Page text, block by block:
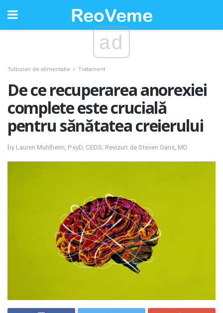
ad
Tulburari de alimentatie Tratament
De ce recuperarea anorexiei
complete este crucială
pentru sănătatea creierului
by Lauren Muhlheim, PsyD, CEDS; Revizuit de Steven Gans, MD